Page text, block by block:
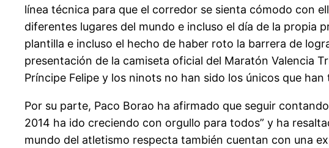
línea técnica para que el corredor se sienta cómodo con
diferentes lugares del mundo e incluso el día de la propia
plantilla e incluso el hecho de haber roto la barrera de
presentación de la camiseta oficial del Maratón Valencia
Príncipe Felipe y los ninots no han sido los únicos que
Por su parte, Paco Borao ha afirmado que seguir
2014 ha ido creciendo con orgullo para todos” y ha
mundo del atletismo respecta también cuentan con una